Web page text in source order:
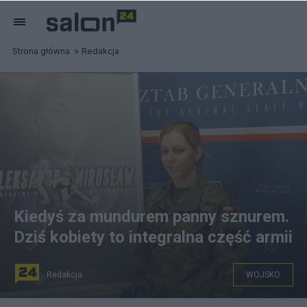
Strona główna Redakcja
Kiedyś za mundurem panny sznurem.
Dziś kobiety to integralna część armii
Redakcja WOJSKO